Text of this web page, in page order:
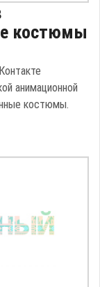
костюмы
анимационной
костюмы.